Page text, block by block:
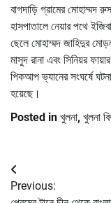
বাগদাড়ি গ্রামের
হাসপাতালে নেয়ার পথে
ছেলে মোহাম্মদ জাহিদুর
মাসুদ রানা এবং সিনিয়র
পিকআপ ভ্যানের সংঘর্ষে
হয়েছে।
Posted in খুলনা, খুলনা
Post
navigation
Previous: